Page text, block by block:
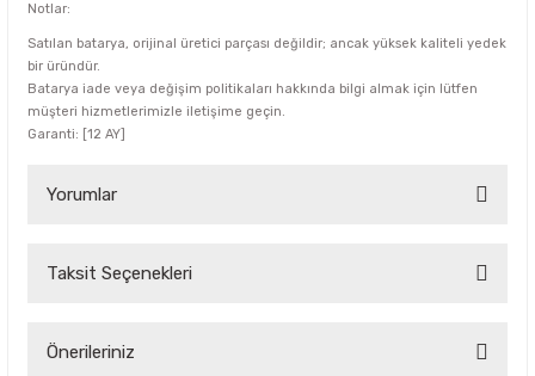
Notlar:
Satılan batarya, orijinal üretici parçası değildir; ancak yüksek kaliteli yedek
bir üründür.
Batarya iade veya değişim politikaları hakkında bilgi almak için lütfen
müşteri hizmetlerimizle iletişime geçin.
Garanti: [12 AY]
Yorumlar
Bu ürüne ilk yorumu siz yapın!
Taksit Seçenekleri
Önerileriniz